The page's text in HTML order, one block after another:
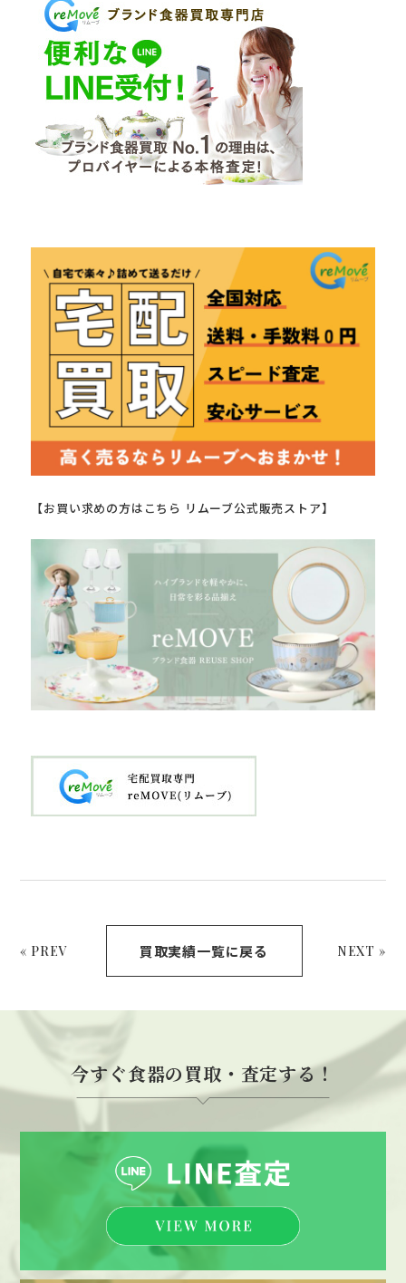
【お買い求めの方はこちら リムーブ公式販売ストア】
« PREV 買取実績一覧に戻る NEXT »
今すぐ食器の買取・査定する！